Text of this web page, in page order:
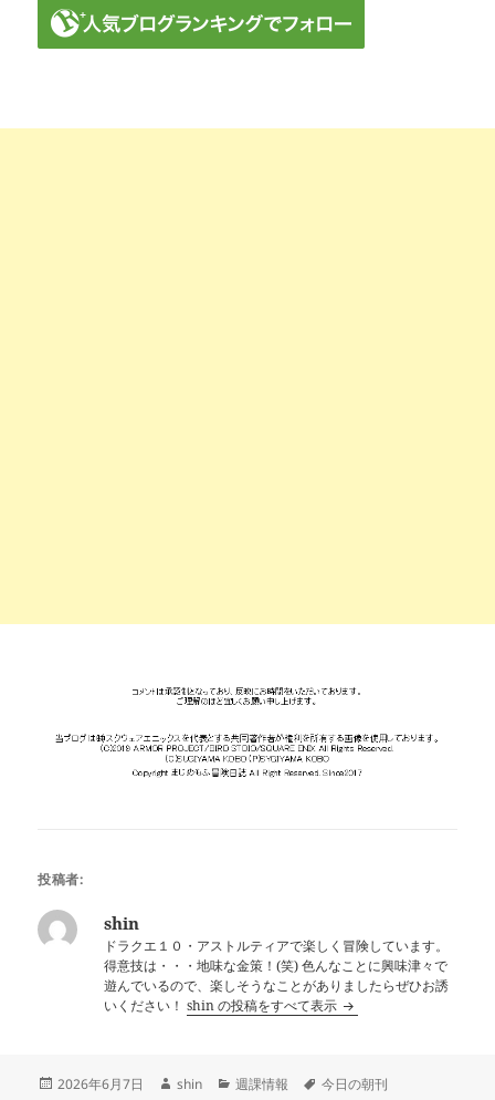
投稿者:
shin
ドラクエ１０・アストルティアで楽しく冒険しています。
得意技は・・・地味な金策！(笑) 色んなことに興味津々で
遊んでいるので、楽しそうなことがありましたらぜひお誘
いください！shin の投稿をすべて表示
投
2026年6月7日
作
shin
カ
週課情報
タ
今日の朝刊